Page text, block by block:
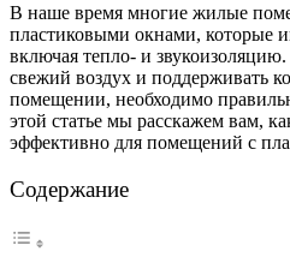
В наше время многие жилые
пластиковыми окнами, которые
включая тепло- и
свежий воздух и поддерживать
помещении, необходимо
этой статье мы расскажем вам,
эффективно для помещений с
Содержание